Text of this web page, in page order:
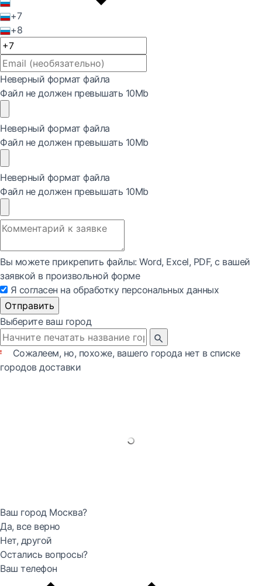
+7
+8
Неверный формат файла
Файл не должен превышать 10Mb
Неверный формат файла
Файл не должен превышать 10Mb
Неверный формат файла
Файл не должен превышать 10Mb
Вы можете прикрепить файлы: Word, Exсel, PDF, с вашей
заявкой в произвольной форме
Я согласен на обработку персональных данных
Отправить
Выберите ваш город
Сожалеем, но, похоже, вашего города нет в списке
городов доставки
Ваш город Москва?
Да, все верно
Нет, другой
Остались вопросы?
Ваш телефон